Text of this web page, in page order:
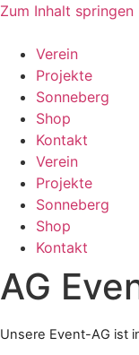
Zum Inhalt springen
Verein
Projekte
Sonneberg
Shop
Kontakt
Verein
Projekte
Sonneberg
Shop
Kontakt
AG
Unsere Event-AG ist